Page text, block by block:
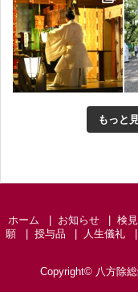
もっと
ホーム お知らせ 検
願
授与品 人生儀礼
Copyright© 八方除